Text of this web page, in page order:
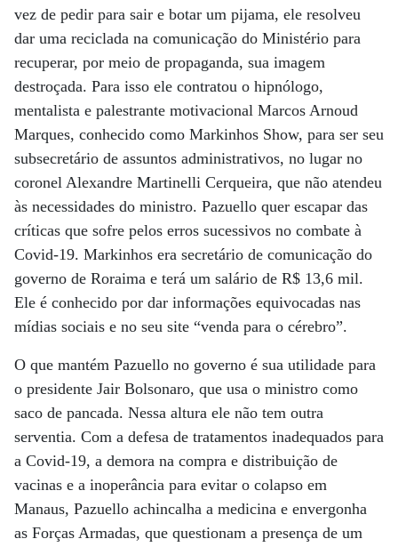
vez de pedir para sair e botar um pijama, ele resolveu
dar uma reciclada na comunicação do Ministério para
recuperar, por meio de propaganda, sua imagem
destroçada. Para isso ele contratou o hipnólogo,
mentalista e palestrante motivacional Marcos Arnoud
Marques, conhecido como Markinhos Show, para ser seu
subsecretário de assuntos administrativos, no lugar no
coronel Alexandre Martinelli Cerqueira, que não atendeu
às necessidades do ministro. Pazuello quer escapar das
críticas que sofre pelos erros sucessivos no combate à
Covid-19. Markinhos era secretário de comunicação do
governo de Roraima e terá um salário de R$ 13,6 mil.
Ele é conhecido por dar informações equivocadas nas
mídias sociais e no seu site “venda para o cérebro”.
O que mantém Pazuello no governo é sua utilidade para
o presidente Jair Bolsonaro, que usa o ministro como
saco de pancada. Nessa altura ele não tem outra
serventia. Com a defesa de tratamentos inadequados para
a Covid-19, a demora na compra e distribuição de
vacinas e a inoperância para evitar o colapso em
Manaus, Pazuello achincalha a medicina e envergonha
as Forças Armadas, que questionam a presença de um